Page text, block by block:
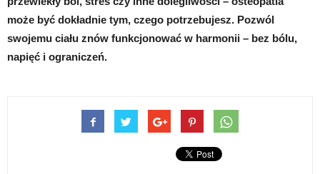
może być dokładnie tym, czego potrzebujesz. Pozwól
swojemu ciału znów funkcjonować w harmonii – bez bólu,
napięć i ograniczeń.